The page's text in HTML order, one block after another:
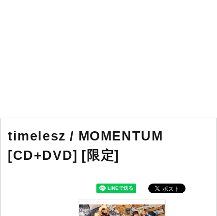
timelesz / MOMENTUM
[CD+DVD] [限定]